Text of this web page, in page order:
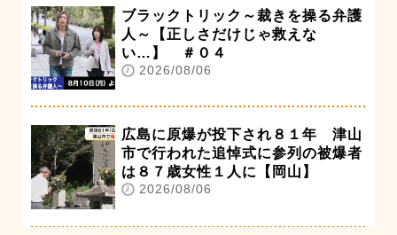
ブラックトリック～裁きを操る弁護
人～【正しさだけじゃ救えな
い…】 ＃０４
2026/08/06
広島に原爆が投下され８１年 津山
市で行われた追悼式に参列の被爆者
は８７歳女性１人に【岡山】
2026/08/06